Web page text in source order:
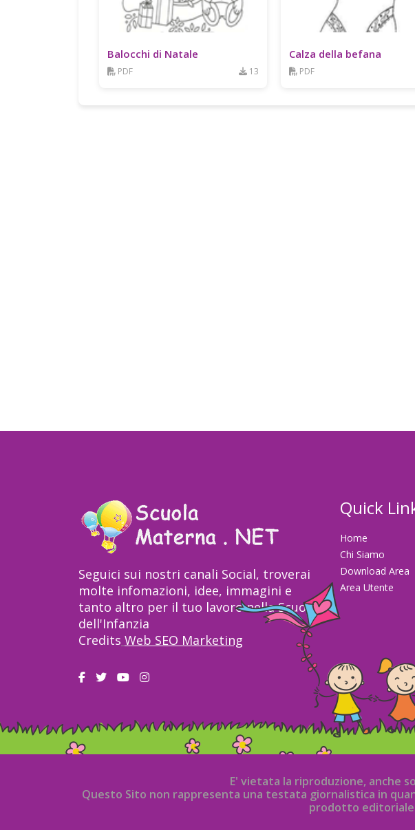
Balocchi di Natale
PDF 13
Calza della befana
PDF
Seguici sui nostri canali Social, troverai
molte infomazioni, idee, immagini e
tanto altro per il tuo lavoro nella Scuola
dell'Infanzia
Credits Web SEO Marketing
Quick
Home
Chi Siamo
Download Area
Area Utente
E' vietata la riproduzione, anche
Questo Sito non rappresenta una testata giornalistica in
prodotto editoriale